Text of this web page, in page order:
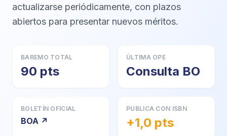
actualizarse periódicamente, con plazos
abiertos para presentar nuevos méritos.
BAREMO TOTAL
90 pts
ÚLTIMA OPE
Consulta BO
BOLETÍN OFICIAL
BOA ↗
PUBLICA CON ISBN
+1,0 pts